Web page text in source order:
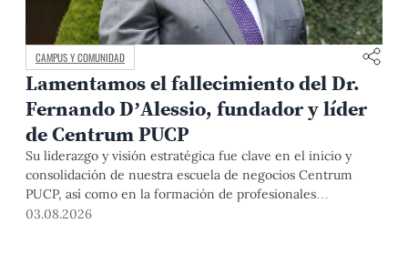
CAMPUS Y COMUNIDAD
Lamentamos el fallecimiento del Dr.
Fernando D’Alessio, fundador y líder
de Centrum PUCP
Su liderazgo y visión estratégica fue clave en el inicio y
consolidación de nuestra escuela de negocios Centrum
PUCP, así como en la formación de profesionales
empresariales comprometidos con el país. Por todo ello,
03.08.2026